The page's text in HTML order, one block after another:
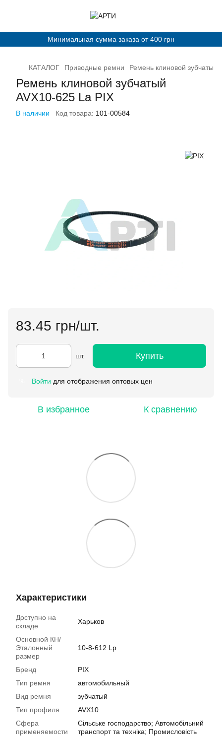
Минимальная сумма заказа от 400 грн
КАТАЛОГ Приводные ремни Ремень клиновой зубчатый
Ремень клиновой зубчатый
AVХ10-625 La PIX
В наличии Код товара: 101-00584
83.45 грн/шт.
шт. Купить
Войти для отображения оптовых цен
В избранное К сравнению
Характеристики
Доступно на
складе
Харьков
Основной КН/
Эталонный
размер
10-8-612 Lp
Бренд
PIX
Тип ремня
автомобильный
Вид ремня
зубчатый
Тип профиля
AVХ10
Сфера
применяемости
Сільське господарство; Автомобільний
транспорт та техніка; Промисловість